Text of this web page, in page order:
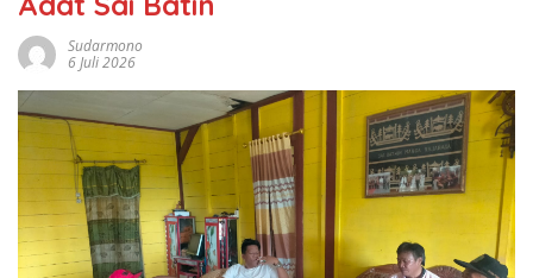
Sudarmono
6 Juli 2026